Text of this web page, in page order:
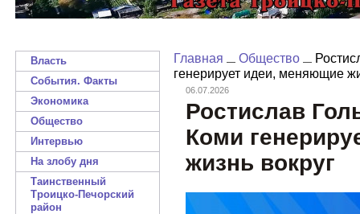
Власть
События. Факты
Экономика
Общество
Интервью
На злобу дня
Таинственный
Троицко-Печорский
район
Главная Общество
генерирует идеи, меняющие
06.07.2026
Ростислав
Коми
жизнь вокруг